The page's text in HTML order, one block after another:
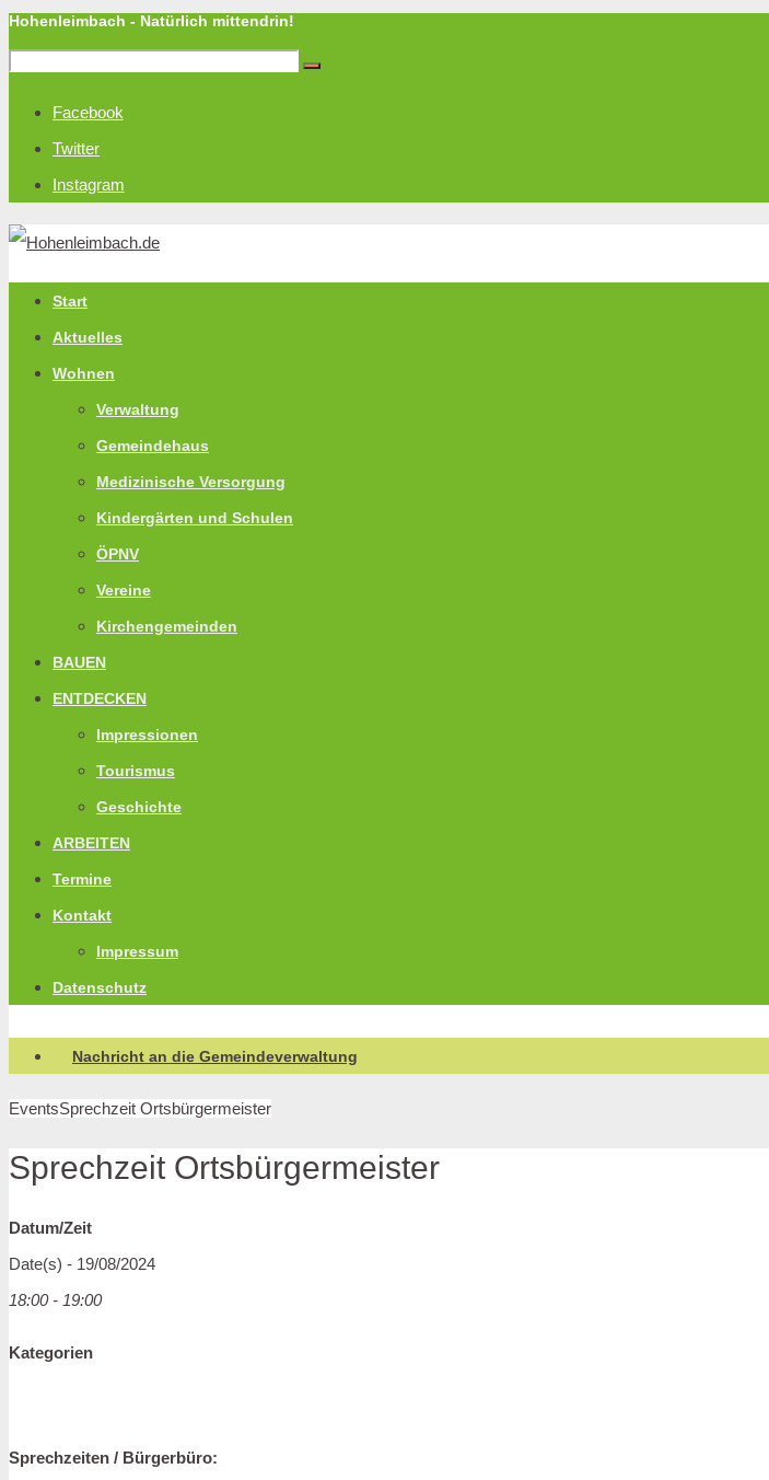
Hohenleimbach - Natürlich mittendrin!
Facebook
Twitter
Instagram
Start
Aktuelles
Wohnen
Verwaltung
Gemeindehaus
Medizinische Versorgung
Kindergärten und Schulen
ÖPNV
Vereine
Kirchengemeinden
BAUEN
ENTDECKEN
Impressionen
Tourismus
Geschichte
ARBEITEN
Termine
Kontakt
Impressum
Datenschutz
Nachricht an die Gemeindeverwaltung
EventsSprechzeit Ortsbürgermeister
Sprechzeit Ortsbürgermeister
Datum/Zeit
Date(s) - 19/08/2024
18:00 - 19:00
Kategorien
Sprechzeiten / Bürgerbüro: